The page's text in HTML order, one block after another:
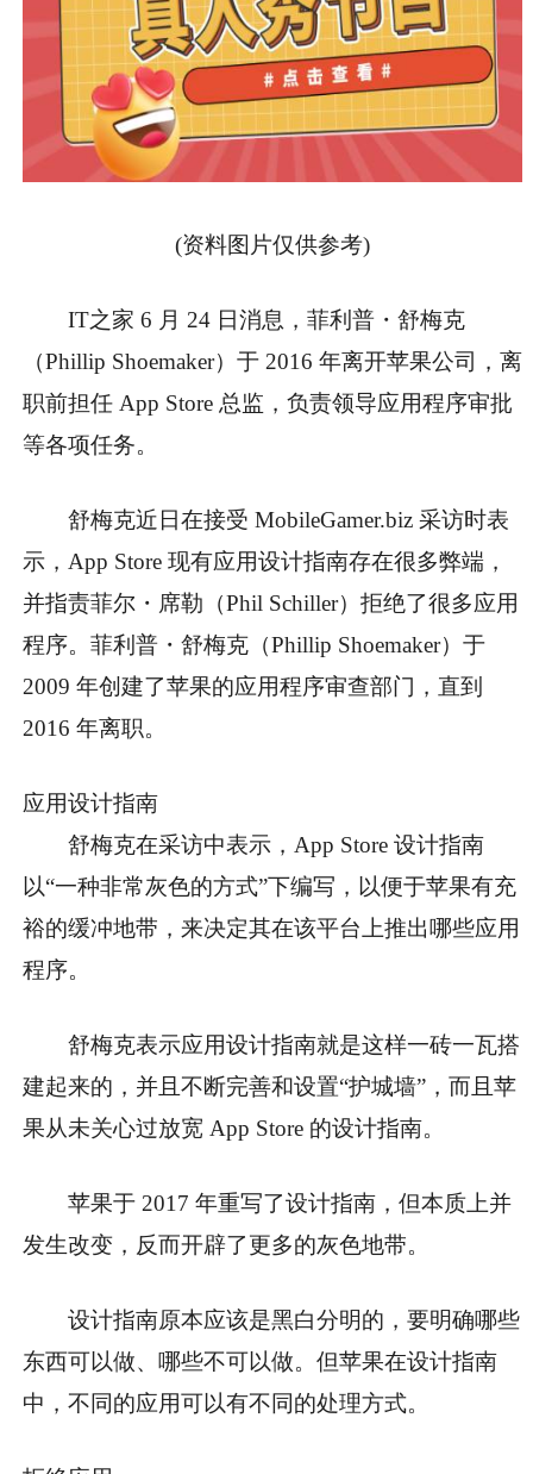
(资料图片仅供参考)
IT之家 6 月 24 日消息，菲利普・舒梅克
（Phillip Shoemaker）于 2016 年离开苹果公司， 离
职前担任 App Store 总监，负责领导应用程序审批
等各项任务。
舒梅克近日在接受 MobileGamer.biz 采访时表
示， App Store 现有应用设计指南存在很多弊端，
并指责菲尔・席勒（Phil Schiller）拒绝了很多应用
程序。 菲利普・舒梅克（Phillip Shoemaker）于
2009 年创建了苹果的应用程序审查部门，直到
2016 年离职。
应用设计指南
舒梅克在采访中表示，App Store 设计指南
以“一种非常灰色的方式”下编写，以便于苹果有充
裕的缓冲地带，来决定其在该平台上推出哪些应用
程序。
舒梅克表示应用设计指南就是这样一砖一瓦搭
建起来的，并且不断完善和设置“护城墙”，而且苹
果从未关心过放宽 App Store 的设计指南。
苹果于 2017 年重写了设计指南，但本质上并
发生改变，反而开辟了更多的灰色地带。
设计指南原本应该是黑白分明的，要明确哪些
东西可以做、哪些不可以做。但苹果在设计指南
中，不同的应用可以有不同的处理方式。